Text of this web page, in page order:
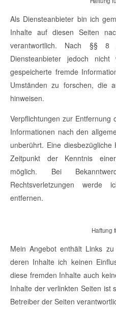
Als Diensteanbieter bin ich
Inhalte auf diesen Seiten
verantwortlich. Nach §§
Diensteanbieter jedoch
gespeicherte fremde
Umständen zu forschen, die
hinweisen.
Verpflichtungen zur Entfernung
Informationen nach den
unberührt. Eine
Zeitpunkt der Kenntnis
möglich. Bei
Rechtsverletzungen werde
entfernen.
Haftung
Mein Angebot enthält Links
deren Inhalte ich keinen
diese fremden Inhalte auch
Inhalte der verlinkten Seiten ist
Betreiber der Seiten